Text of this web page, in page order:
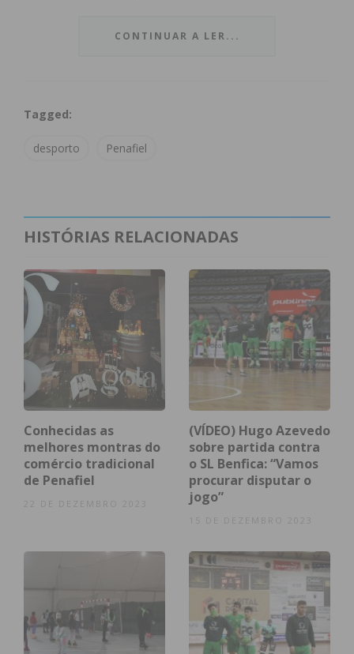
11- 7 e 11-8”, adiantou o clube em comunicado.
mapa final.
Subscreva a newsletter do
Imediato
Assine nossa newsletter por e-mail e
obtenha de forma regular a informação
atualizada.
CONTINUAR A LER...
Tagged:
desporto Penafiel
HISTÓRIAS RELACIONADAS
Conhecidas as
melhores montras do
comércio tradicional
de Penafiel
(VÍDEO) Hugo Azevedo
sobre partida contra
o SL Benfica: “Vamos
procurar disputar o
jogo”